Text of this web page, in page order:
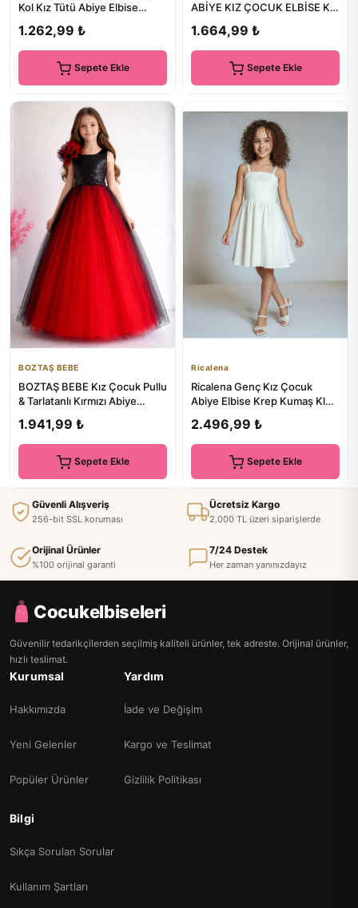
Kol Kız Tütü Abiye Elbise
1.262,99 ₺
Sepete Ekle
ABİYE KIZ ÇOCUK ELBİSE KIZ
KAROLİ...
1.664,99 ₺
Sepete Ekle
BOZTAŞ BEBE
BOZTAŞ BEBE Kız Çocuk Pullu
& Tarlatanlı Kırmızı Abiye
1.941,99 ₺
Sepete Ekle
Ricalena
Ricalena Genç Kız Çocuk
Abiye Elbise Krep Kumaş Kloş
2.496,99 ₺
Sepete Ekle
Güvenli Alışveriş
256-bit SSL koruması
Ücretsiz Kargo
2.000 TL üzeri siparişlerde
Orijinal Ürünler
%100 orijinal garanti
7/24 Destek
Her zaman yanınızdayız
Cocukelbiseleri
Güvenilir tedarikçilerden seçilmiş kaliteli ürünler, tek adreste. Orijinal ürünler,
hızlı teslimat.
Kurumsal
Hakkımızda
Yeni Gelenler
Popüler Ürünler
Yardım
İade ve Değişim
Kargo ve Teslimat
Gizlilik Politikası
Bilgi
Sıkça Sorulan Sorular
Kullanım Şartları